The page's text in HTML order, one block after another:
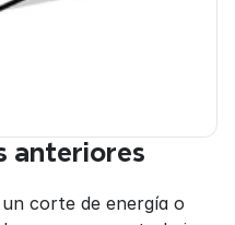
anteriores
corte de energía o